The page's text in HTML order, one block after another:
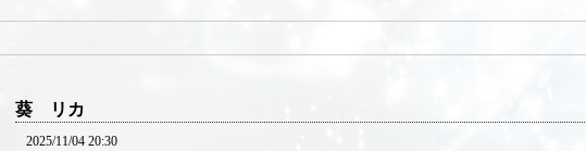
葵 リカ
2025/11/04 20:30